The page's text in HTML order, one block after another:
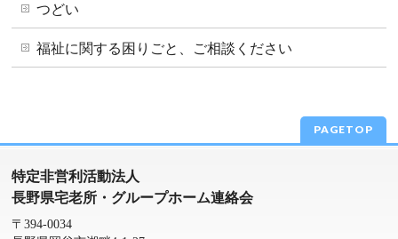
つどい
福祉に関する困りごと、ご相談ください
PAGETOP
特定非営利活動法人
長野県宅老所・グループホーム連絡会
〒394-0034